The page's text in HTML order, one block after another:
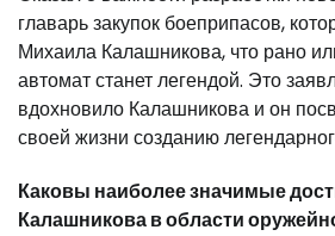
главарь закупок боеприпасов,
Михаила Калашникова, что рано
автомат станет легендой. Это
вдохновило Калашникова и он
своей жизни созданию
Каковы наиболее значимые
Калашникова в области